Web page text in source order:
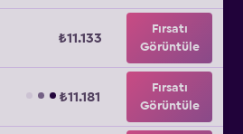
₺11.133
Fırsatı
Görüntüle
₺11.181
Fırsatı
Görüntüle